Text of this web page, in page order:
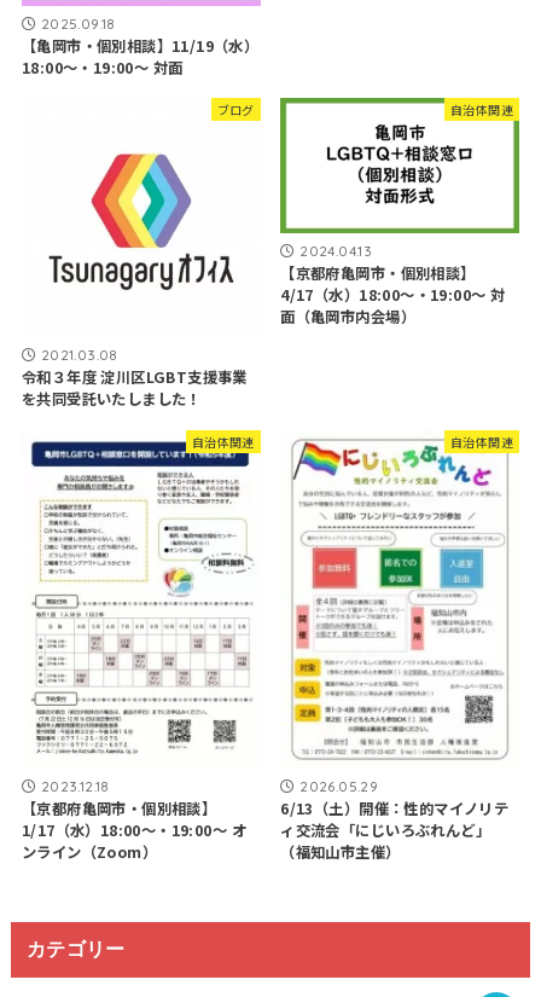
2025.09.18
【亀岡市・個別相談】11/19（水）
18:00～・19:00～ 対面
ブログ
2021.03.08
令和３年度 淀川区LGBT支援事業
を共同受託いたしました！
自治体関連
2024.04.13
【京都府亀岡市・個別相談】
4/17（水）18:00～・19:00～ 対
面（亀岡市内会場）
自治体関連
2023.12.18
【京都府亀岡市・個別相談】
1/17（水）18:00～・19:00～ オ
ンライン（Zoom）
自治体関連
2026.05.29
6/13（土）開催：性的マイノリテ
ィ交流会「にじいろぶれんど」
（福知山市主催）
カテゴリー